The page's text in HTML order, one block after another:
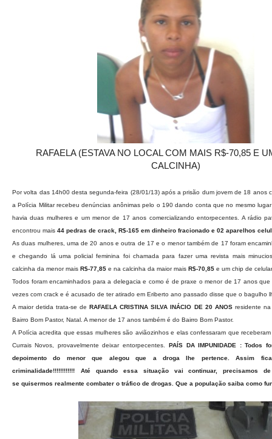
RAFAELA (ESTAVA NO LOCAL COM MAIS R$-70,85 E
CALCINHA)
Por volta das 14h00 desta segunda-feira (28/01/13) após a prisão dum jovem de 18 anos
a Polícia Militar recebeu denúncias anônimas pelo o 190 dando conta que no mesmo
havia duas mulheres e um menor de 17 anos comercializando entorpecentes. A rádio
encontrou mais 44 pedras de crack, R$-165 em dinheiro fracionado e 02 aparelhos
As duas mulheres, uma de 20 anos e outra de 17 e o menor também de 17 foram
e chegando lá uma policial feminina foi chamada para fazer uma revista mais
calcinha da menor mais R$-77,85 e na calcinha da maior mais R$-70,85 e um chip de
Todos foram encaminhados para a delegacia e como é de praxe o menor de 17 anos
vezes com crack e é acusado de ter atirado em Eriberto ano passado disse que o bagulho
A maior detida trata-se deRAFAELA CRISTINA SILVA INÁCIO DE 20 ANOSresidente na
Bairro Bom Pastor, Natal. A menor de 17 anos também é do Bairro Bom Pastor.
A Polícia acredita que essas mulheres são aviãozinhos e elas confessaram que
Currais Novos, provavelmente deixar entorpecentes.
PAÍS DA IMPUNIDADE : Todos
depoimento do menor que alegou que a droga lhe pertence. Assim
criminalidade!!!!!!!!!!!!
Até quando essa situação vai continuar, precisamos
se quisermos realmente combater o tráfico de drogas. Que a população saiba como